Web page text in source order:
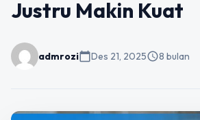
Justru Makin Kuat
admrozicalendar_todayDes 21, 2025schedule8 bulan